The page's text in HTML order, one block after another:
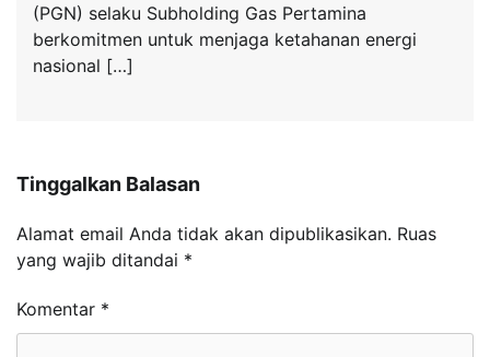
(PGN) selaku Subholding Gas Pertamina
berkomitmen untuk menjaga ketahanan energi
nasional […]
Tinggalkan Balasan
Alamat email Anda tidak akan dipublikasikan. Ruas
yang wajib ditandai *
Komentar *